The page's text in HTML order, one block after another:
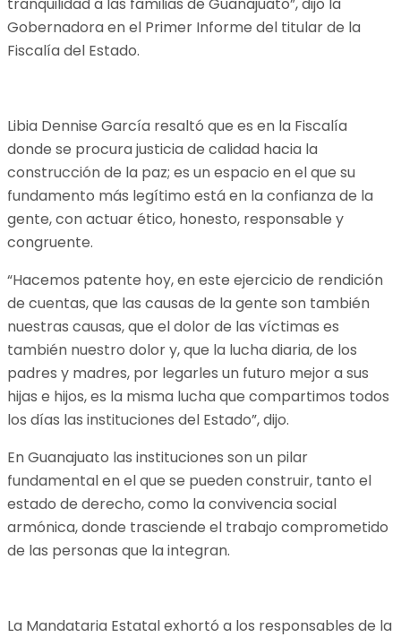
Gobernadora en el Primer Informe del titular de la
Fiscalía del Estado.
Libia Dennise García resaltó que es en la Fiscalía
donde se procura justicia de calidad hacia la
construcción de la paz; es un espacio en el que su
fundamento más legítimo está en la confianza de la
gente, con actuar ético, honesto, responsable y
congruente.
“Hacemos patente hoy, en este ejercicio de rendición
de cuentas, que las causas de la gente son también
nuestras causas, que el dolor de las víctimas es
también nuestro dolor y, que la lucha diaria, de los
padres y madres, por legarles un futuro mejor a sus
hijas e hijos, es la misma lucha que compartimos todos
los días las instituciones del Estado”, dijo.
En Guanajuato las instituciones son un pilar
fundamental en el que se pueden construir, tanto el
estado de derecho, como la convivencia social
armónica, donde trasciende el trabajo comprometido
de las personas que la integran.
La Mandataria Estatal exhortó a los responsables de la